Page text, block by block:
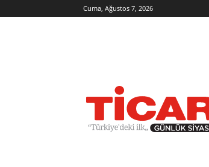
Cuma, Ağustos 7, 2026